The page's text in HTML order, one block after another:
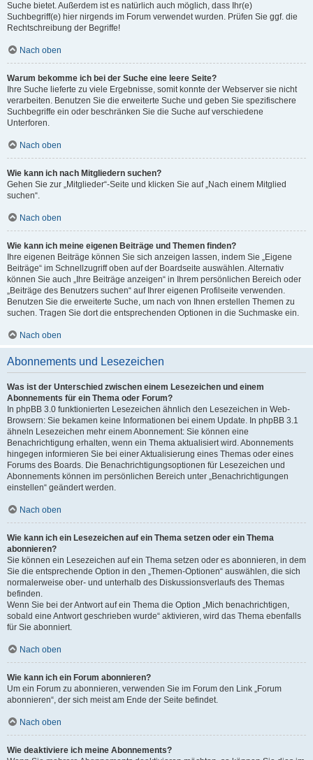
Suche bietet. Außerdem ist es natürlich auch möglich, dass Ihr(e)
Suchbegriff(e) hier nirgends im Forum verwendet wurden. Prüfen Sie ggf. die
Rechtschreibung der Begriffe!
Nach oben
Warum bekomme ich bei der Suche eine leere Seite?
Ihre Suche lieferte zu viele Ergebnisse, somit konnte der Webserver sie nicht
verarbeiten. Benutzen Sie die erweiterte Suche und geben Sie spezifischere
Suchbegriffe ein oder beschränken Sie die Suche auf verschiedene
Unterforen.
Nach oben
Wie kann ich nach Mitgliedern suchen?
Gehen Sie zur „Mitglieder“-Seite und klicken Sie auf „Nach einem Mitglied
suchen“.
Nach oben
Wie kann ich meine eigenen Beiträge und Themen finden?
Ihre eigenen Beiträge können Sie sich anzeigen lassen, indem Sie „Eigene
Beiträge“ im Schnellzugriff oben auf der Boardseite auswählen. Alternativ
können Sie auch „Ihre Beiträge anzeigen“ in Ihrem persönlichen Bereich oder
„Beiträge des Benutzers suchen“ auf Ihrer eigenen Profilseite verwenden.
Benutzen Sie die erweiterte Suche, um nach von Ihnen erstellen Themen zu
suchen. Tragen Sie dort die entsprechenden Optionen in die Suchmaske ein.
Nach oben
Abonnements und Lesezeichen
Was ist der Unterschied zwischen einem Lesezeichen und einem
Abonnements für ein Thema oder Forum?
In phpBB 3.0 funktionierten Lesezeichen ähnlich den Lesezeichen in Web-
Browsern: Sie bekamen keine Informationen bei einem Update. In phpBB 3.1
ähneln Lesezeichen mehr einem Abonnement: Sie können eine
Benachrichtigung erhalten, wenn ein Thema aktualisiert wird. Abonnements
hingegen informieren Sie bei einer Aktualisierung eines Themas oder eines
Forums des Boards. Die Benachrichtigungsoptionen für Lesezeichen und
Abonnements können im persönlichen Bereich unter „Benachrichtigungen
einstellen“ geändert werden.
Nach oben
Wie kann ich ein Lesezeichen auf ein Thema setzen oder ein Thema
abonnieren?
Sie können ein Lesezeichen auf ein Thema setzen oder es abonnieren, in dem
Sie die entsprechende Option in den „Themen-Optionen“ auswählen, die sich
normalerweise ober- und unterhalb des Diskussionsverlaufs des Themas
befinden.
Wenn Sie bei der Antwort auf ein Thema die Option „Mich benachrichtigen,
sobald eine Antwort geschrieben wurde“ aktivieren, wird das Thema ebenfalls
für Sie abonniert.
Nach oben
Wie kann ich ein Forum abonnieren?
Um ein Forum zu abonnieren, verwenden Sie im Forum den Link „Forum
abonnieren“, der sich meist am Ende der Seite befindet.
Nach oben
Wie deaktiviere ich meine Abonnements?